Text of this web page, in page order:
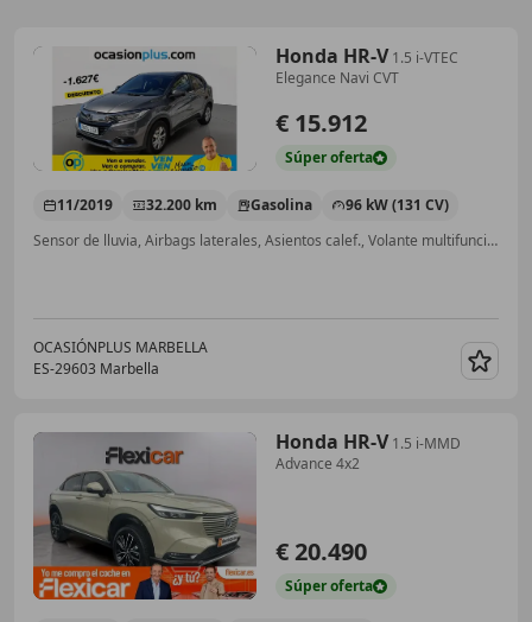
Honda HR-V 1.5 i-VTEC
Elegance Navi CVT
€ 15.912
Súperoferta
11/2019 32.200 km Gasolina
96 kW (131 CV)
Sensor de lluvia, Airbags laterales, Asientos calef., Volante multifunción, Faros antiniebla, Climatizador automático, Cierre centralizado, ABS
OCASIÓNPLUS MARBELLA
ES-29603 Marbella
Honda HR-V 1.5 i-MMD
Advance 4x2
€ 20.490
Súperoferta